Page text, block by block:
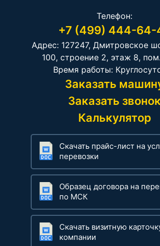
Телефон:
+7 (499) 444-64-
Адрес: 127247, Дмитровское
100, строение 2, этаж 8,
Время работы:
Заказать
Заказать звонок
Калькулятор
Скачать прайс-лист на
перевозки
Образец договора на
по МСК
Скачать визитную
компании